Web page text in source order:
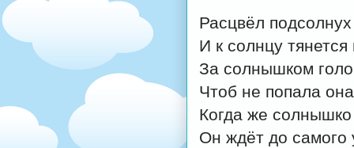
Расцвёл
И к солнцу тянется
За солнышком
Чтоб не попала
Когда же солнышко
Он ждёт до самого